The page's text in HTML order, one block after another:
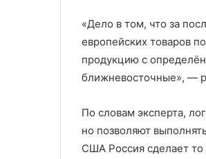
«Дело в том, что за
европейских товаров
продукцию с
ближневосточные», —
По словам эксперта,
но позволяют
США Россия сделает